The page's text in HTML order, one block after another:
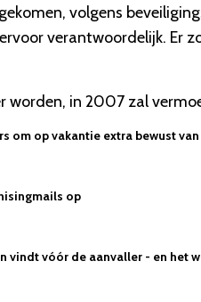
volgens
verantwoordelijk. Er
in 2007 zal
om op vakantie extra bewust
op
vindt vóór de aanvaller - en het